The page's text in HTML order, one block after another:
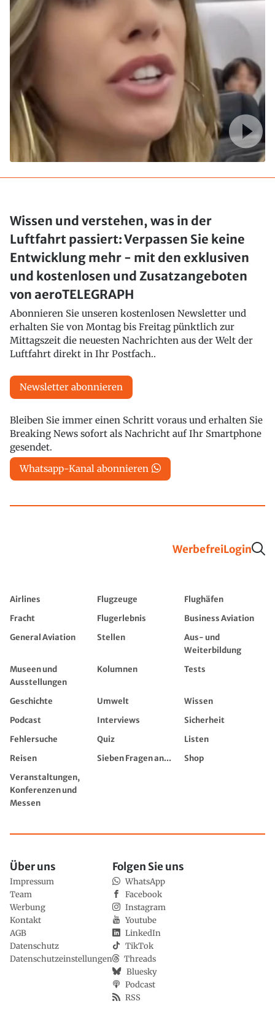
Wissen und verstehen, was in der
Luftfahrt passiert: Verpassen Sie keine
Entwicklung mehr - mit den exklusiven
und kostenlosen und Zusatzangeboten
von aeroTELEGRAPH
Abonnieren Sie unseren kostenlosen Newsletter und
erhalten Sie von Montag bis Freitag pünktlich zur
Mittagszeit die neuesten Nachrichten aus der Welt der
Luftfahrt direkt in Ihr Postfach..
Newsletter abonnieren
Bleiben Sie immer einen Schritt voraus und erhalten Sie
Breaking News sofort als Nachricht auf Ihr Smartphone
gesendet.
Whatsapp-Kanal abonnieren
WerbefreiLogin
Airlines Flugzeuge
Flughäfen
Fracht
Flugerlebnis
Business Aviation
General Aviation
Stellen
Aus- und
Weiterbildung
Museen und
Ausstellungen
Kolumnen Tests
Geschichte Umwelt
Wissen
Podcast
Interviews
Sicherheit
Fehlersuche
Quiz
Listen
Reisen
Sieben Fragen an...
Shop
Veranstaltungen,
Konferenzen und
Messen
Über uns
Impressum
Team
Werbung
Kontakt
AGB
Datenschutz
Datenschutzeinstellungen
Folgen Sie uns
WhatsApp
Facebook
Instagram
Youtube
LinkedIn
TikTok
Threads
Bluesky
Podcast
RSS